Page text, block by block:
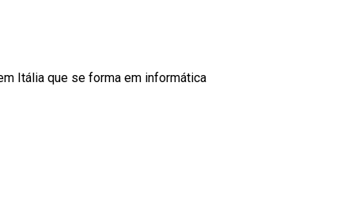
Itália que se forma em informática